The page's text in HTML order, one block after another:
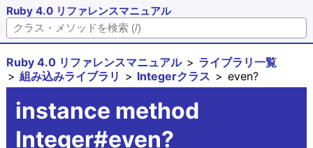
Ruby 4.0 リファレンスマニュアル
Ruby 4.0 リファレンスマニュアル
ライブラリ一覧
組み込みライブラリ
Integerクラス even?
instance method
Integer#even?